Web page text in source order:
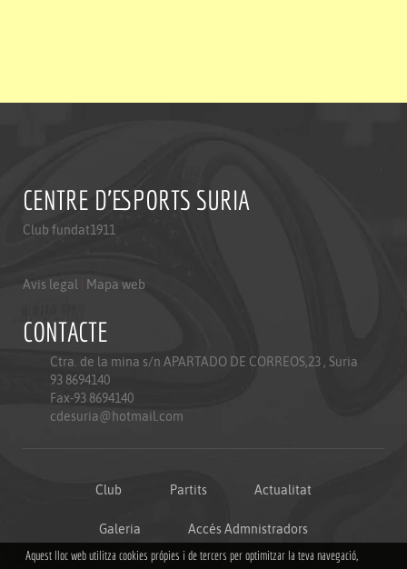
CENTRE D'ESPORTS SURIA
Club fundat1911
Avis legal Mapa web
CONTACTE
Ctra. de la mina s/n APARTADO DE CORREOS,23 , Suria
93 8694140
Fax-93 8694140
cdesuria@hotmail.com
Club Partits Actualitat
Galeria Accés Admnistradors
Aquest lloc web utilitza cookies própies i de tercers per optimitzar la teva navegació,